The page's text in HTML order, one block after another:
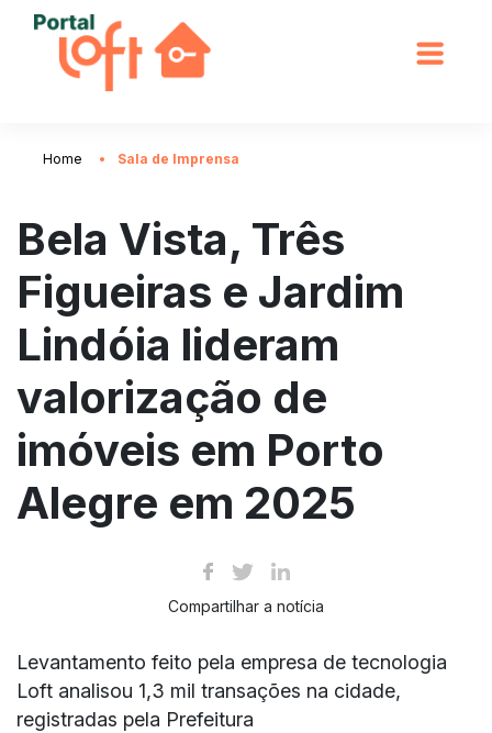
Home Sala de Imprensa
Bela Vista, Três
Figueiras e Jardim
Lindóia lideram
valorização de
imóveis em Porto
Alegre em 2025
Compartilhar a notícia
Levantamento feito pela empresa de tecnologia
Loft analisou 1,3 mil transações na cidade,
registradas pela Prefeitura